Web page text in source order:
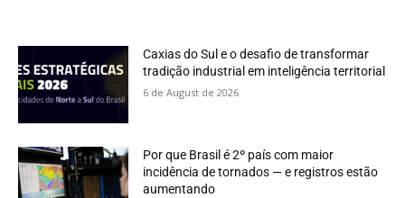
Caxias do Sul e o desafio de transformar
tradição industrial em inteligência territorial
6 de August de 2026
Por que Brasil é 2º país com maior
incidência de tornados — e registros estão
aumentando